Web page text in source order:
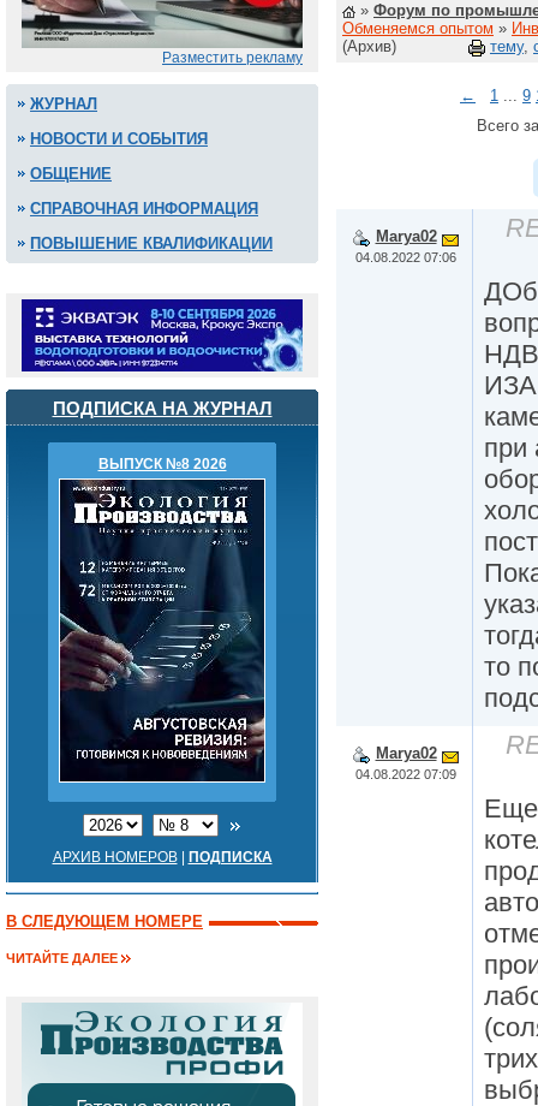
Разместить рекламу
ЖУРНАЛ
НОВОСТИ И СОБЫТИЯ
ОБЩЕНИЕ
СПРАВОЧНАЯ ИНФОРМАЦИЯ
ПОВЫШЕНИЕ КВАЛИФИКАЦИИ
ПОДПИСКА НА ЖУРНАЛ
ВЫПУСК №8 2026
АРХИВ НОМЕРОВ| ПОДПИСКА
В СЛЕДУЮЩЕМ НОМЕРЕ
ЧИТАЙТЕ ДАЛЕЕ
» Форум по
Обменяемся опытом »
(Архив)
тему,
← 1 ... 9
Всего
Marya02
04.08.2022 07:06
при
то
Marya02
04.08.2022 07:09
Еще